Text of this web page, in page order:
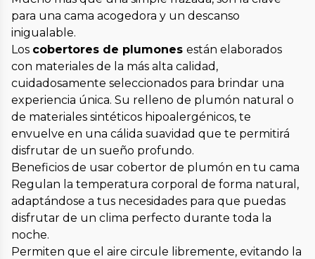
para una cama acogedora y un descanso
inigualable.
Los cobertores de plumones están elaborados
con materiales de la más alta calidad,
cuidadosamente seleccionados para brindar una
experiencia única. Su relleno de plumón natural o
de materiales sintéticos hipoalergénicos, te
envuelve en una cálida suavidad que te permitirá
disfrutar de un sueño profundo.
Beneficios de usar cobertor de plumón en tu cama
Regulan la temperatura corporal de forma natural,
adaptándose a tus necesidades para que puedas
disfrutar de un clima perfecto durante toda la
noche.
Permiten que el aire circule libremente, evitando la